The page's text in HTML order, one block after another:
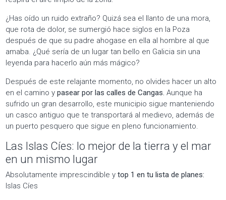
¿Has oído un ruido extraño? Quizá sea el llanto de una mora,
que rota de dolor, se sumergió hace siglos en la Poza
después de que su padre ahogase en ella al hombre al que
amaba. ¿Qué sería de un lugar tan bello en Galicia sin una
leyenda para hacerlo aún más mágico?
Después de este relajante momento, no olvides hacer un alto
en el camino y pasear por las calles de Cangas. Aunque ha
sufrido un gran desarrollo, este municipio sigue manteniendo
un casco antiguo que te transportará al medievo, además de
un puerto pesquero que sigue en pleno funcionamiento.
Las Islas Cíes: lo mejor de la tierra y el mar
en un mismo lugar
Absolutamente imprescindible ytop 1 en tu lista de planes:
Islas Cíes